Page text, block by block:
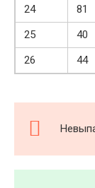
24
81
25
40
26
44